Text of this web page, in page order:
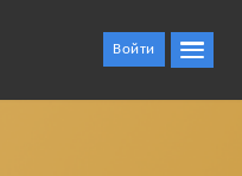
Войти